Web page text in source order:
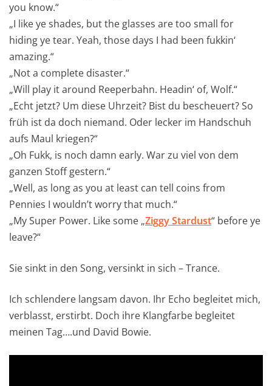
you know.“
„I like ye shades, but the glasses are too small for
hiding ye tear. Yeah, those days I had been fukkin‘
amazing.“
„Not a complete disaster.“
„Will play it around Reeperbahn. Headin‘ of, Wolf.“
„Echt jetzt? Um diese Uhrzeit? Bist du bescheuert? So
früh ist da doch niemand. Oder lecker im Handschuh
aufs Maul kriegen?“
„Oh Fukk, is noch damn early. War zu viel von dem
ganzen Stoff gestern.“
„Well, as long as you at least can tell coins from
Pennies I wouldn’t worry that much.“
„My Super Power. Like some „Ziggy Stardust“ before ye
leave?“
Sie sinkt in den Song, versinkt in sich – Trance.
Ich schlendere langsam davon. Ihr Echo begleitet mich,
verblasst, erstirbt. Doch ihre Klangfarbe begleitet
meinen Tag….und David Bowie.